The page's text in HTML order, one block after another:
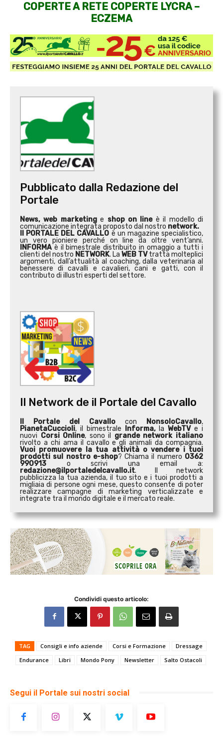
COPERTE A RETE COPERTE LYCRA –
ECZEMA
Pubblicato dalla Redazione del
Portale
News, web marketinge shop on line è il modello di
comunicazione integrata proposto dal nostro network.
Il PORTALE DEL CAVALLO è un magazine specialistico,
un vero pioniere perché on line da oltre vent’anni.
INFORMA è il bimestrale distribuito in omaggio a tutti i
clienti del nostro NETWORK. La WEB TVtratta molteplici
argomenti, dall’attualità al coaching, dalla veterinaria al
benessere di cavalli e cavalieri, cani e gatti, con il
contributo di illustri esperti del settore.
Il Network de il Portale del Cavallo
Il Portale del Cavallo con NonsoloCavallo,
PianetaCuccioli, il bimestrale Informa,laWebTVe i
nuovi Corsi Online, sono il grande network italiano
rivolto a chi ama il cavallo e gli animali da compagnia.
Vuoi promuovere la tua attività ovendere i tuoi
prodotti sul nostro e-shop? Chiama il numero 0362
990913 o scrivi una email a:
redazione@ilportaledelcavallo.it. Il network
pubblicizza la tua azienda, il tuo sito e i tuoi prodotti a
migliaia di persone ogni mese, questo consente di poter
realizzare campagne di marketing verticalizzate e
integrate tra il mondo digitale e il mercato reale.
Condividi questo articolo:
TAG Consigli e info aziende Corsi e Formazione
Dressage
Endurance
Libri Mondo Pony Newsletter Salto Ostacoli
Segui il Portale sui nostri social